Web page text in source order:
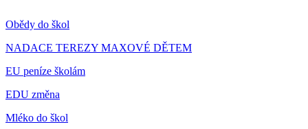
Obědy do škol
NADACE TEREZY MAXOVÉ DĚTEM
EU peníze školám
EDU změna
Mléko do škol